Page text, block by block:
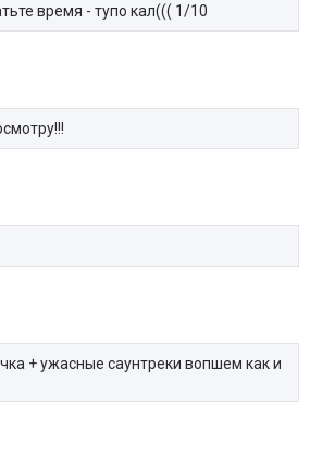
время - тупо кал((( 1/10
+ ужасные саунтреки вопшем как и